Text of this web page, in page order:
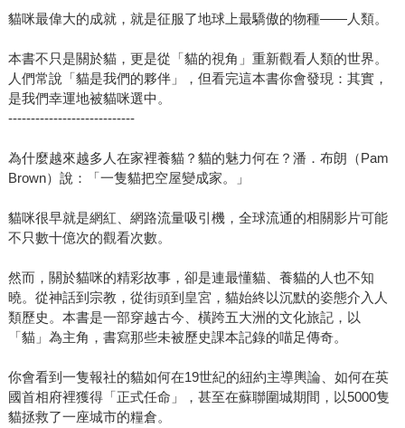
貓咪最偉大的成就，就是征服了地球上最驕傲的物種——人類。
本書不只是關於貓，更是從「貓的視角」重新觀看人類的世界。
人們常說「貓是我們的夥伴」，但看完這本書你會發現：其實，
是我們幸運地被貓咪選中。
----------------------------
為什麼越來越多人在家裡養貓？貓的魅力何在？潘．布朗（Pam
Brown）說：「一隻貓把空屋變成家。」
貓咪很早就是網紅、網路流量吸引機，全球流通的相關影片可能
不只數十億次的觀看次數。
然而，關於貓咪的精彩故事，卻是連最懂貓、養貓的人也不知
曉。從神話到宗教，從街頭到皇宮，貓始終以沉默的姿態介入人
類歷史。本書是一部穿越古今、橫跨五大洲的文化旅記，以
「貓」為主角，書寫那些未被歷史課本記錄的喵足傳奇。
你會看到一隻報社的貓如何在19世紀的紐約主導輿論、如何在英
國首相府裡獲得「正式任命」，甚至在蘇聯圍城期間，以5000隻
貓拯救了一座城市的糧倉。